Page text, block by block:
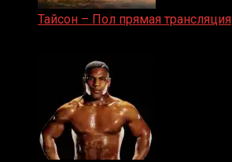
Тайсон – Пол прямая трансляция